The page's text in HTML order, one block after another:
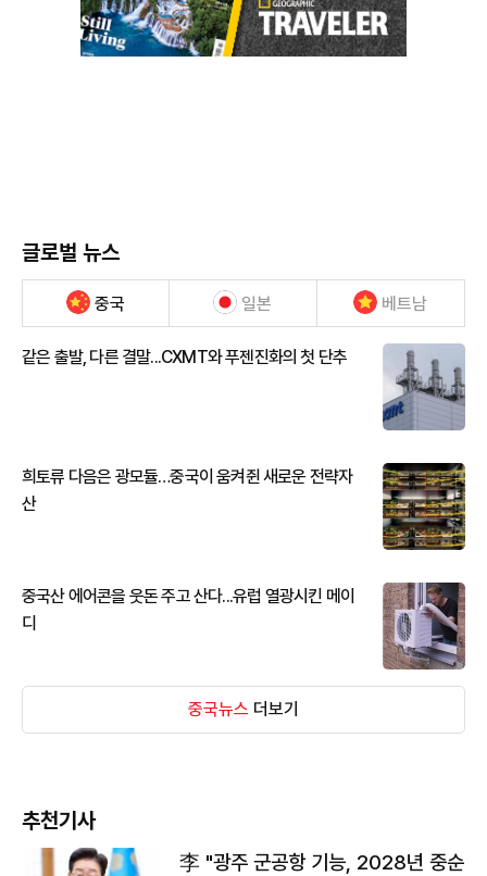
글로벌 뉴스
중국 일본 베트남
같은 출발, 다른 결말...CXMT와 푸젠진화의 첫 단추
희토류 다음은 광모듈…중국이 움켜쥔 새로운 전략자
산
중국산 에어콘을 웃돈 주고 산다...유럽 열광시킨 메이
디
중국뉴스 더보기
추천기사
李 "광주 군공항 기능, 2028년 중순